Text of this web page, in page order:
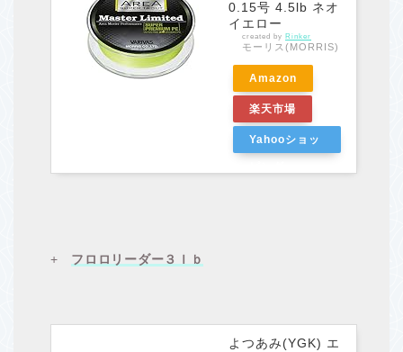
0.15号 4.5lb ネオ
イエロー
created by Rinker
モーリス(MORRIS)
Amazon
楽天市場
Yahooショッ
+ フロロリーダー３ｌｂ
よつあみ(YGK) エ